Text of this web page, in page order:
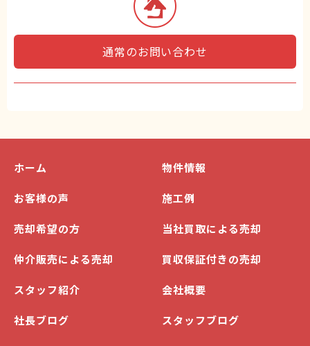
通常のお問い合わせ
ホーム 物件情報
お客様の声 施工例
売却希望の方 当社買取による売却
仲介販売による売却 買収保証付きの売却
スタッフ紹介 会社概要
社長ブログ スタッフブログ